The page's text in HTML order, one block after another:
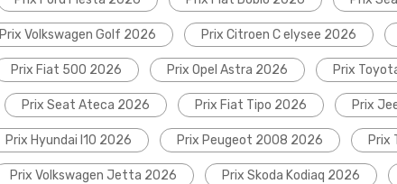
Prix Volkswagen Golf 2026 Prix Citroen C elysee 2026
Prix Fiat 500 2026 Prix Opel Astra 2026 Prix
Prix Seat Ateca 2026 Prix Fiat Tipo 2026 Prix
Prix Hyundai I10 2026 Prix Peugeot 2008 2026 Prix
Prix Volkswagen Jetta 2026 Prix Skoda Kodiaq 2026